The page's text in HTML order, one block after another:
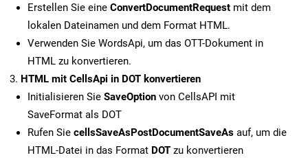
Erstellen Sie eine ConvertDocumentRequest mit dem
lokalen Dateinamen und dem Format HTML.
Verwenden Sie WordsApi, um das OTT-Dokument in
HTML zu konvertieren.
HTML mit CellsApi in DOT konvertieren
Initialisieren Sie SaveOption von CellsAPI mit
SaveFormat als DOT
Rufen Sie cellsSaveAsPostDocumentSaveAs auf, um die
HTML-Datei in das Format DOT zu konvertieren